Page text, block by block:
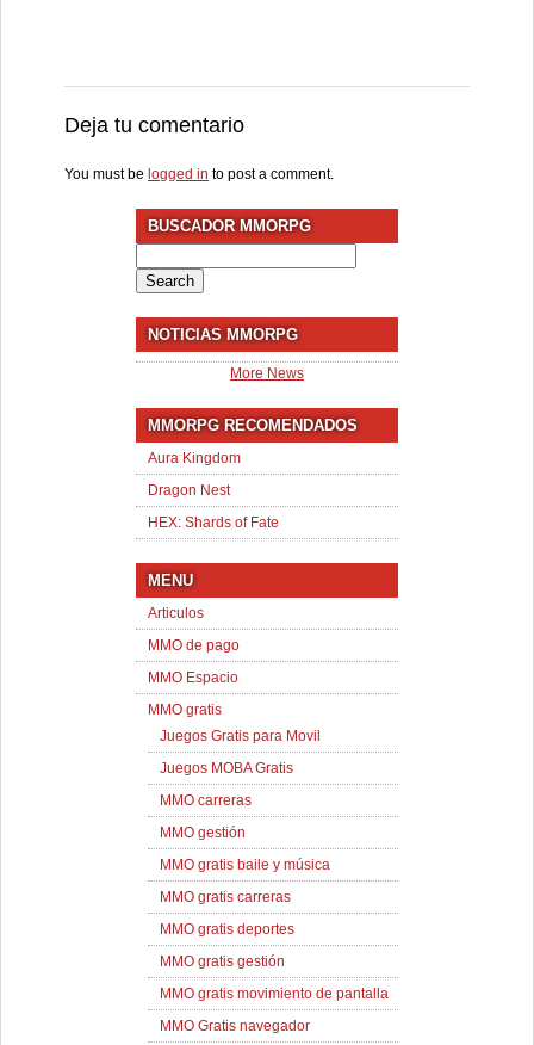
Deja tu comentario
You must be logged in to post a comment.
BUSCADOR MMORPG
for:
NOTICIAS MMORPG
More News
MMORPG RECOMENDADOS
Aura Kingdom
Dragon Nest
HEX: Shards of Fate
MENU
Articulos
MMO de pago
MMO Espacio
MMO gratis
Juegos Gratis para Movil
Juegos MOBA Gratis
MMO carreras
MMO gestión
MMO gratis baile y música
MMO gratis carreras
MMO gratis deportes
MMO gratis gestión
MMO gratis movimiento de pantalla
MMO Gratis navegador